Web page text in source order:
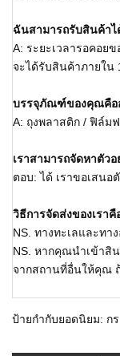
ฉันสามารถรับสินค้า
A: ระยะเวลารอคอย
จะได้รับสินค้าภายใน
บรรจุภัณฑ์ของคุณคือ
A: ถุงพลาสติก / ฟิล์ม
เราสามารถจัดหาตัว
ตอบ: ได้ เราขอเสนอ
วิธีการจัดส่งของเราคื
NS. ทางทะเลและทา
NS. หากคุณนำเข้าสิ
จากสถานที่อื่นให้คุณ
ป้ายกำกับยอดนิยม: ก